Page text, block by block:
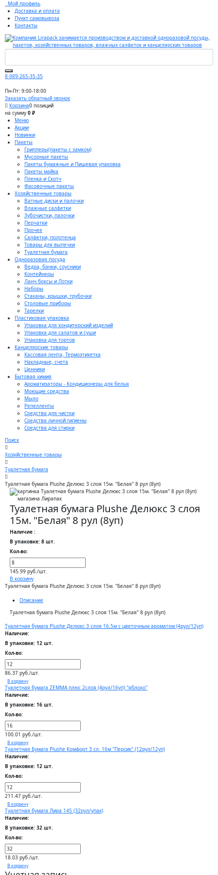
Мой профиль
Доставка и оплата
Пункт самовывоза
Контакты
8-989-265-35-35
Пн-Пт: 9:00-18:00
Заказать обратный звонок
Корзина0 позиций
на сумму 0 ₽
Меню
Акции
Новинки
Пакеты
Грипперы(пакеты с замком)
Мусорные пакеты
Пакеты бумажные и Пищевая упаковка
Пакеты майка
Пленка и Скотч
Фасовочные пакеты
Хозяйственные товары
Ватные диски и палочки
Влажные салфетки
Зубочистки, палочки
Перчатки
Прочее
Салфетки, полотенца
Товары для выпечки
Туалетная бумага
Одноразовая посуда
Ведра, банки, соусники
Контейнеры
Ланч боксы и Лотки
Наборы
Стаканы, крышки, трубочки
Столовые приборы
Тарелки
Пластиковая упаковка
Упаковка для кондитерский изделий
Упаковка для салатов и суши
Упаковка для тортов
Канцелярские товары
Кассовая лента, Термоэтикетка
Накладные, счета
Ценники
Бытовая химия
Ароматизаторы - Кондиционеры для белья
Моющие средства
Мыло
Репелленты
Средства для чистки
Средства личной гигиены
Средства для стирки
Поиск
Хозяйственные товары
Туалетная бумага
Туалетная бумага Plushe Делюкс 3 слоя 15м. "Белая" 8 рул (8уп)
Туалетная бумага Plushe Делюкс 3 слоя
15м. "Белая" 8 рул (8уп)
Наличие :
В упаковке: 8 шт.
Кол-во:
145.99 руб./шт.
В корзину
Туалетная бумага Plushe Делюкс 3 слоя 15м. "Белая" 8 рул (8уп)
Описание
Туалетная бумага Plushe Делюкс 3 слоя 15м. "Белая" 8 рул (8уп)
Туалетная бумага Plushe Делюкс 3 слоя 16.5м c цветочным ароматом (4рул/12уп)
Наличие:
В упаковке: 12 шт.
Кол-во:
86.37 руб./шт.
В корзину
Туалетная бумага ZEMMA плюс 2слоя (4рул/16уп) "яблоко"
Наличие:
В упаковке: 16 шт.
Кол-во:
100.01 руб./шт.
В корзину
Туалетная Бумага Plushe Комфорт 3 сл. 16м "Персик" (12рул/12уп)
Наличие:
В упаковке: 12 шт.
Кол-во:
211.47 руб./шт.
В корзину
Туалетная бумага Лира 145 (32рул/упак)
Наличие:
В упаковке: 32 шт.
Кол-во:
18.03 руб./шт.
В корзину